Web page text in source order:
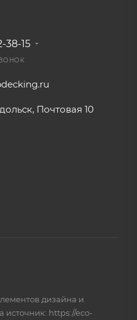
38-15
Почтовая 10
дизайна и
источник: https://eco-